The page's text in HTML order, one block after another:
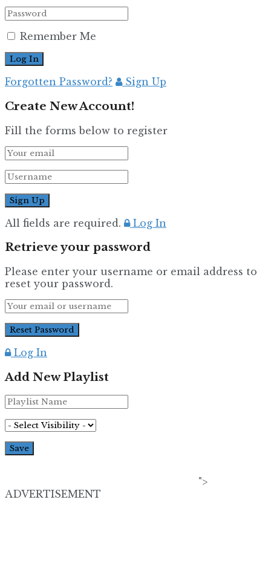
Remember Me
Forgotten Password? Sign Up
Create New Account!
Fill the forms below to register
All fields are required. Log In
Retrieve your password
Please enter your username or email address to
reset your password.
Log In
Add New Playlist
">
ADVERTISEMENT